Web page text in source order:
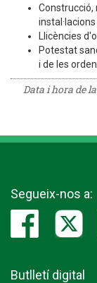
instal·lacions
Llicències
Potestat
i de les
Data i hora de
Segueix-nos a:
Butlletí digital